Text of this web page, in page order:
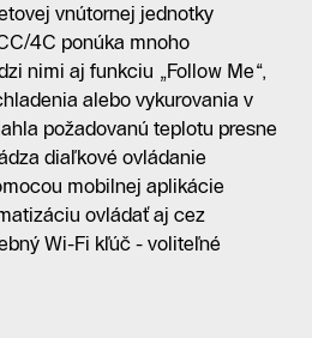
vnútornej jednotky
4C ponúka mnoho
nimi aj funkciu „Follow Me“,
alebo vykurovania v
požadovanú teplotu presne
diaľkové ovládanie
mobilnej aplikácie
ovládať aj cez
Wi-Fi kľúč - voliteľné